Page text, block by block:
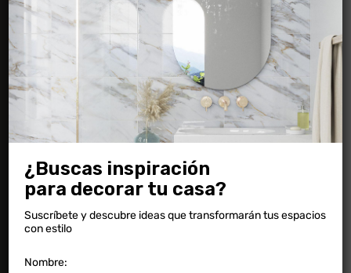
Información
Preguntas frecuentes
Novedades
Ambientaciones
Descargas
Contacto
¿Buscas inspiración
para decorar tu casa?
Suscríbete y descubre ideas que transformarán tus espacios
con estilo
Nombre: